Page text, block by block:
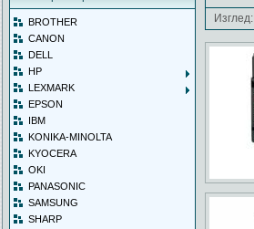
BROTHER
CANON
DELL
HP
LEXMARK
EPSON
IBM
KONIKA-MINOLTA
KYOCERA
OKI
PANASONIC
SAMSUNG
SHARP
Изглед: